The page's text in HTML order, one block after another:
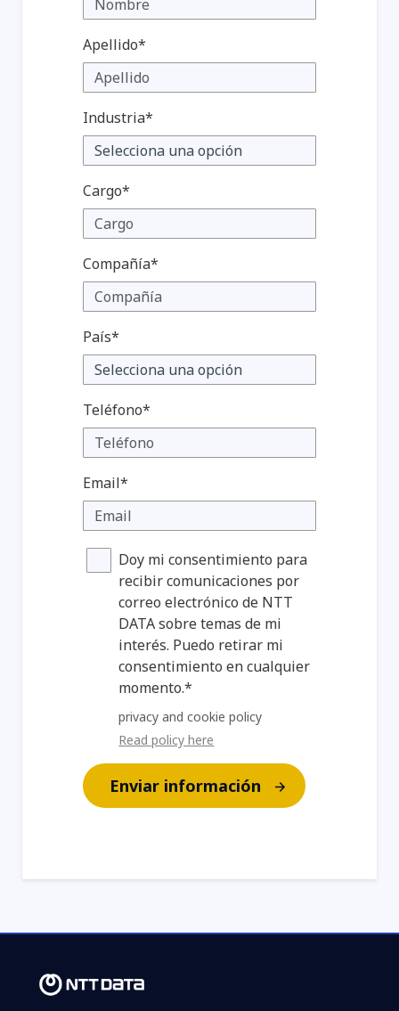
Revista Radar
Apellido*
Industria*
Cargo*
Compañía*
País*
Teléfono*
Email*
Doy mi consentimiento para
recibir comunicaciones por
correo electrónico de NTT
DATA sobre temas de mi
interés. Puedo retirar mi
consentimiento en cualquier
momento.*
privacy and cookie policy
Read policy here
Enviar información